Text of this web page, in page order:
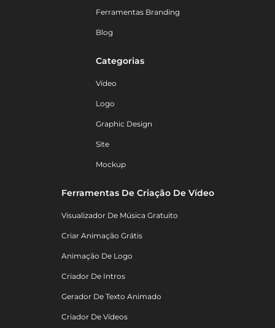
Ferramentas Branding
Blog
Categorias
Vídeo
Logo
Graphic Design
Site
Mockup
Ferramentas De Criação De Vídeo
Visualizador De Música Gratuito
Criar Animação Grátis
Animação De Logo
Criador De Intros
Gerador De Texto Animado
Criador De Vídeos